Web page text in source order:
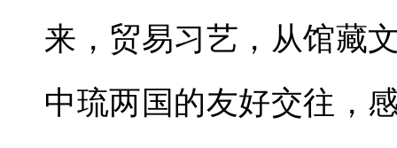
来，贸易习艺，从馆藏
中琉两国的友好交往，